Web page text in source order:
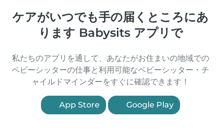
ケアがいつでも手の届くところにあ
ります Babysits アプリで
私たちのアプリを通して、あなたがお住まいの地域での
ベビーシッターの仕事と利用可能なベビーシッター・チ
ャイルドマインダーをすぐに確認できます！
App Store Google Play